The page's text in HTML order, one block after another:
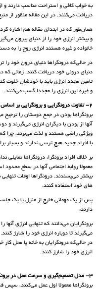
به خواب کافی و استراحت مناسب دارند و
دریافت می‌کنند. در این مقاله منظور از
همان‌طور که در ابتدای مقاله هم اشاره
و بیشتر انرژی خود را از دنیای بیرون
خانواده و غیره هستند انرژی روح را به
در حالی‌که درونگراها دنیای درون خود را
دنیای درونی خود دریافت کنند. زمانی
تامین مجدد انرژی باید با خودشان خلوت
و غیره این انرژی را مجددا گسب می‌کنند.
2- تفاوت درونگرایی و برونگرایی بر اساس مدل روابط اجتماعی
برونگراها بودن در جمع دوستان را
آنها از بودن با دیگران انرژی می‌گیرند و
ویژگی راضی هستند و لذت می‌برند، چرا
با افراد جدید هیچ ترسی ندارند و بسیار
بر خلاف افراد برونگرا، درونگراها تمایلی
معمولا روابط اجتماعی آنها در سطح محدود
بیشتر می‌پسندند. درونگراها اوقات
های خود استفاده کنند.
پس از یک مهمانی خارج از منزل یا یک جلسه
دارند:
برونگرایان می‌دانند که تنهایی انرژی آنها
می‌گیرند تا دوباره انرژی خود را شارژ کنند.
در حالی‌که درونگرایان به خانه یا محل کار
انرژی خود را شارژ کنند.
3- مدل تصمیم‌گیری و سرعت عمل در برونگرایان و درونگرایان
برونگراها معمولا اول عمل می‌کنند، سپس